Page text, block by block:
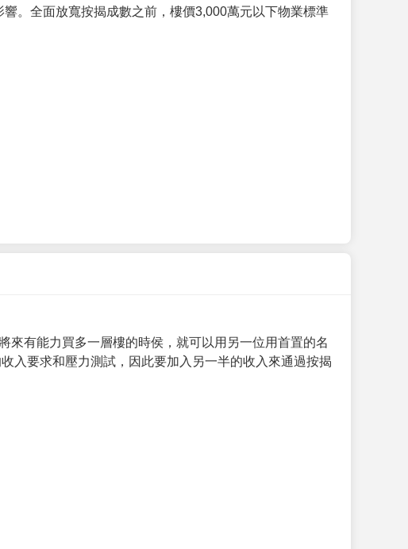
。全面放寬按揭成數之前，樓價3,000萬元以下物業標準
來有能力買多一層樓的時侯，就可以用另一位用首置的名
入要求和壓力測試，因此要加入另一半的收入來通過按揭